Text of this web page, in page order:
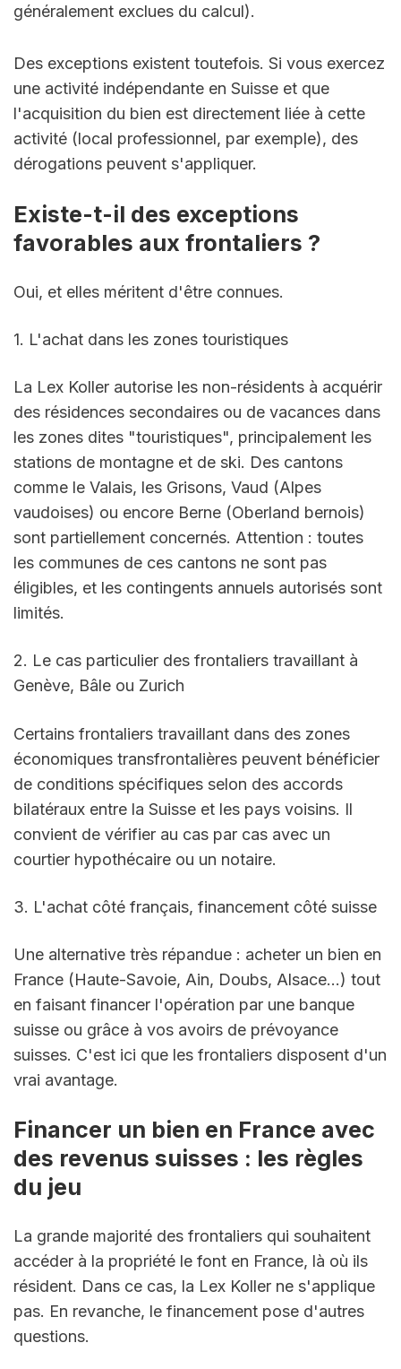
généralement exclues du calcul).
Des exceptions existent toutefois. Si vous exercez
une activité indépendante en Suisse et que
l'acquisition du bien est directement liée à cette
activité (local professionnel, par exemple), des
dérogations peuvent s'appliquer.
Existe-t-il des exceptions
favorables aux frontaliers ?
Oui, et elles méritent d'être connues.
1. L'achat dans les zones touristiques
La Lex Koller autorise les non-résidents à acquérir
des résidences secondaires ou de vacances dans
les zones dites "touristiques", principalement les
stations de montagne et de ski. Des cantons
comme le Valais, les Grisons, Vaud (Alpes
vaudoises) ou encore Berne (Oberland bernois)
sont partiellement concernés. Attention : toutes
les communes de ces cantons ne sont pas
éligibles, et les contingents annuels autorisés sont
limités.
2. Le cas particulier des frontaliers travaillant à
Genève, Bâle ou Zurich
Certains frontaliers travaillant dans des zones
économiques transfrontalières peuvent bénéficier
de conditions spécifiques selon des accords
bilatéraux entre la Suisse et les pays voisins. Il
convient de vérifier au cas par cas avec un
courtier hypothécaire ou un notaire.
3. L'achat côté français, financement côté suisse
Une alternative très répandue : acheter un bien en
France (Haute-Savoie, Ain, Doubs, Alsace...) tout
en faisant financer l'opération par une banque
suisse ou grâce à vos avoirs de prévoyance
suisses. C'est ici que les frontaliers disposent d'un
vrai avantage.
Financer un bien en France avec
des revenus suisses : les règles
du jeu
La grande majorité des frontaliers qui souhaitent
accéder à la propriété le font en France, là où ils
résident. Dans ce cas, la Lex Koller ne s'applique
pas. En revanche, le financement pose d'autres
questions.